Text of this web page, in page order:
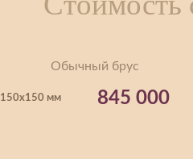
Обычный брус
150х150 мм 845 000